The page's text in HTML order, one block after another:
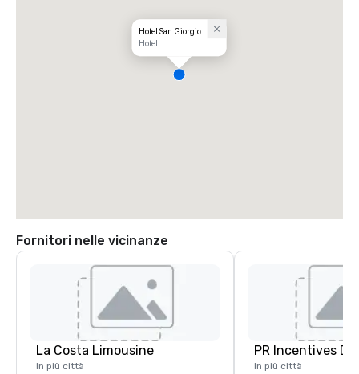
Hotel San Giorgio
Hotel
Fornitori nelle vicinanze
La Costa Limousine
In più città
PR Incentives
In più città